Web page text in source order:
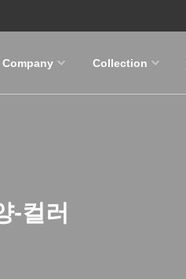
Company Collection
-컬러